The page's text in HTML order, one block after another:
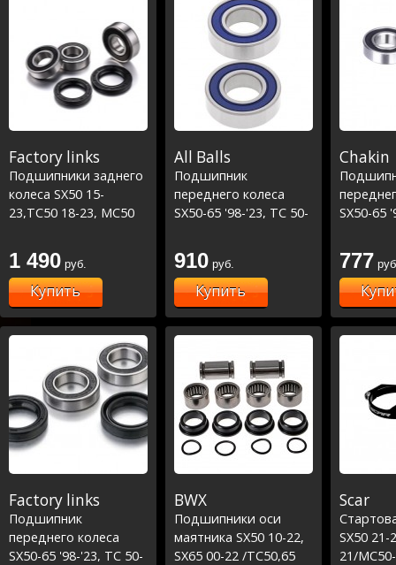
Factory links
Подшипники заднего
колеса SX50 15-
23,TC50 18-23, MC50
1 490 руб.
Купить
All Balls
Подшипник
переднего колеса
SX50-65 '98-'23, TC 50-
23
910 руб.
Купить
Chakin
SX50-65
23
777
Factory links
Подшипник
переднего колеса
SX50-65 '98-'23, TC 50-
BWX
Подшипники оси
маятника SX50 10-22,
SX65 00-22 /TC50,65
Scar
SX50 21-
21/